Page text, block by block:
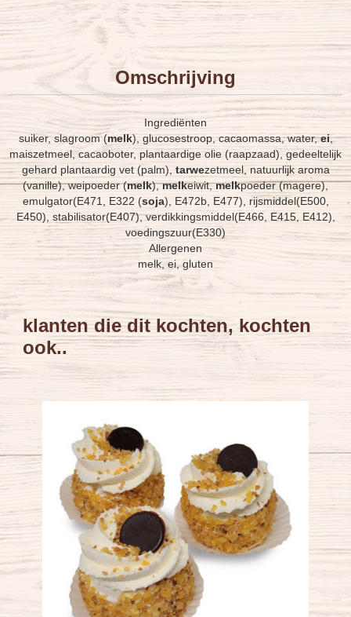
Omschrijving
Ingrediënten
suiker, slagroom (melk), glucosestroop, cacaomassa, water,ei,
maiszetmeel, cacaoboter, plantaardige olie (raapzaad), gedeeltelijk
gehard plantaardig vet (palm), tarwezetmeel, natuurlijk aroma
(vanille), weipoeder (melk),melkeiwit,melkpoeder (magere),
emulgator(E471, E322 (soja), E472b, E477), rijsmiddel(E500,
E450), stabilisator(E407), verdikkingsmiddel(E466, E415, E412),
voedingszuur(E330)
Allergenen
melk, ei, gluten
klanten die dit kochten, kochten
ook..